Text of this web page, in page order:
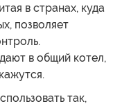
в странах, куда
позволяет
в общий котел,
так,